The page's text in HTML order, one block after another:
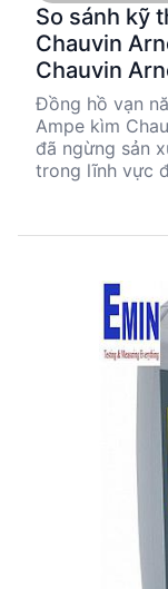
So sánh kỹ
Chauvin
Chauvin
Đồng hồ vạn
Ampe kìm
đã ngừng sản
trong lĩnh vực
công suất cao.
phẩm để giúp
đưa ra quyết